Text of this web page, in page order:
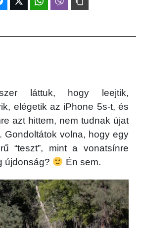
láttuk, hogy leejtik,
elégetik az iPhone 5s-t, és
azt hittem, nem tudnak újat
Gondoltátok volna, hogy egy
“teszt”, mint a vonatsínre
újdonság?
Én sem.